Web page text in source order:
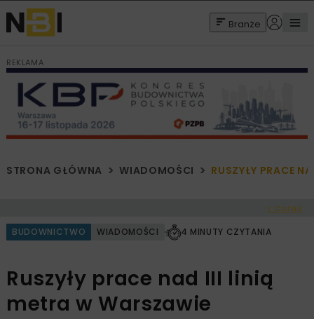
Branże
REKLAMA
STRONA GŁÓWNA WIADOMOŚCI RUSZYŁY PRACE
< Cofnij
BUDOWNICTWO WIADOMOŚCI 4 MINUTY CZYTANIA
Ruszyły prace nad III linią
metra w Warszawie